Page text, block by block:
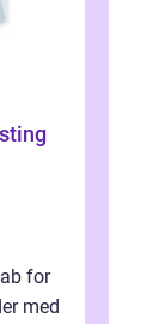
for
med